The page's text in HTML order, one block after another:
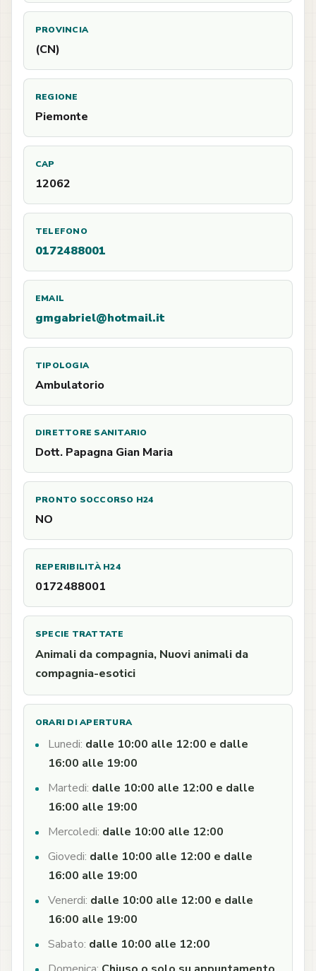
PROVINCIA
(CN)
REGIONE
Piemonte
CAP
12062
TELEFONO
0172488001
EMAIL
gmgabriel@hotmail.it
TIPOLOGIA
Ambulatorio
DIRETTORE SANITARIO
Dott. Papagna Gian Maria
PRONTO SOCCORSO H24
NO
REPERIBILITÀ H24
0172488001
SPECIE TRATTATE
Animali da compagnia, Nuovi animali da
compagnia-esotici
ORARI DI APERTURA
Lunedi: dalle 10:00 alle 12:00 e dalle
16:00 alle 19:00
Martedi: dalle 10:00 alle 12:00 e dalle
16:00 alle 19:00
Mercoledi: dalle 10:00 alle 12:00
Giovedi: dalle 10:00 alle 12:00 e dalle
16:00 alle 19:00
Venerdi: dalle 10:00 alle 12:00 e dalle
16:00 alle 19:00
Sabato: dalle 10:00 alle 12:00